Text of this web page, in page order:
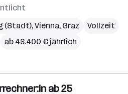
(Stadt),Vienna, Graz
Vollzeit
ab 43.400 € jährlich
ab 25